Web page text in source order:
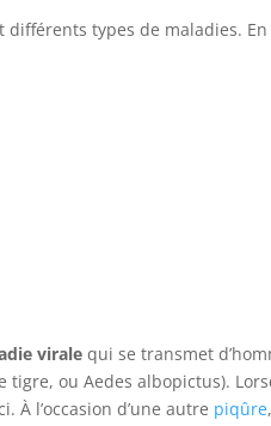
types de maladies.
viralequi se transmet
ou Aedes albopictus).
À l’occasion d’une autre piqûre